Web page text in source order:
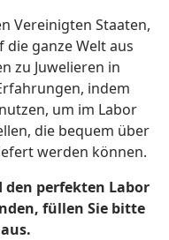
Vereinigten Staaten,
ganze Welt aus
zu Juwelieren in
indem
um im Labor
die bequem über
werden können.
den perfekten Labor
füllen Sie bitte